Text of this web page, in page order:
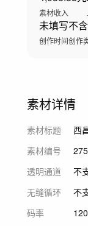
素材收入
未填写
创作时间
不
创作
素材详情
素材标题
西
素材编号
透明通道
不
无缝循环
不
码率